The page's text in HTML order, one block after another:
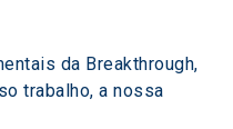
da Breakthrough,
trabalho, a nossa